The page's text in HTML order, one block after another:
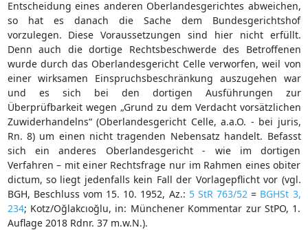
Entscheidung eines anderen Oberlandesgerichtes abweichen,
so hat es danach die Sache dem Bundesgerichtshof
vorzulegen. Diese Voraussetzungen sind hier nicht erfüllt.
Denn auch die dortige Rechtsbeschwerde des Betroffenen
wurde durch das Oberlandesgericht Celle verworfen, weil von
einer wirksamen Einspruchsbeschränkung auszugehen war
und es sich bei den dortigen Ausführungen zur
Überprüfbarkeit wegen „Grund zu dem Verdacht vorsätzlichen
Zuwiderhandelns“ (Oberlandesgericht Celle, a.a.O. - bei juris,
Rn. 8) um einen nicht tragenden Nebensatz handelt. Befasst
sich ein anderes Oberlandesgericht - wie im dortigen
Verfahren – mit einer Rechtsfrage nur im Rahmen eines obiter
dictum, so liegt jedenfalls kein Fall der Vorlagepflicht vor (vgl.
BGH, Beschluss vom 15. 10. 1952, Az.: 5 StR 763/52 = BGHSt 3,
234; Kotz/Oğlakcıoğlu, in: Münchener Kommentar zur StPO, 1.
Auflage 2018 Rdnr. 37 m.w.N.).